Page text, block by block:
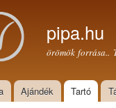
pipa.hu
örömök forrása..
Ajándék Tartó